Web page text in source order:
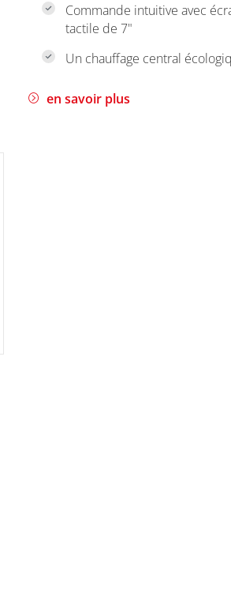
Commande intuitive avec
tactile de 7"
Un chauffage central
en savoir plus